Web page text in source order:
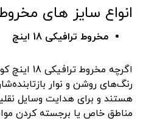
انواع سایز های
مخروط ترافیکی 18 اینچ
اگرچه
رنگ‌های روشن و نوار
هستند و برای هدایت وسایل
مناطق خاص یا برجسته کردن